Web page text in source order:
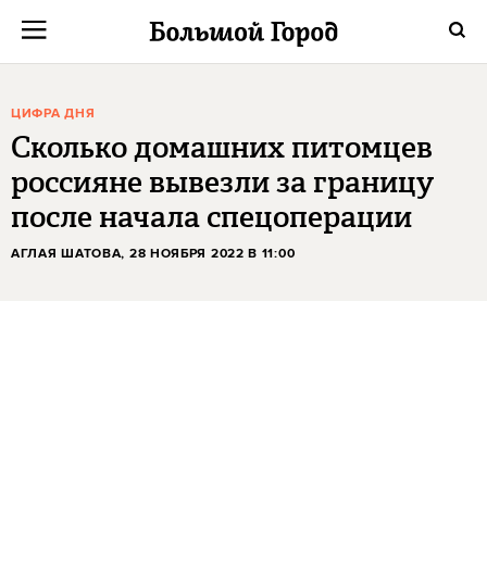
ЦИФРА ДНЯ
Сколько домашних питомцев
россияне вывезли за границу
после начала спецоперации
АГЛАЯ ШАТОВА, 28 НОЯБРЯ 2022 В 11:00